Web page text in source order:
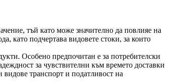
тъй като може значително да повлияе на
като подчертава видовете стоки, за които
Особено предпочитан е за потребителски
за чувствителни към времето доставки
транспорт и податливост на